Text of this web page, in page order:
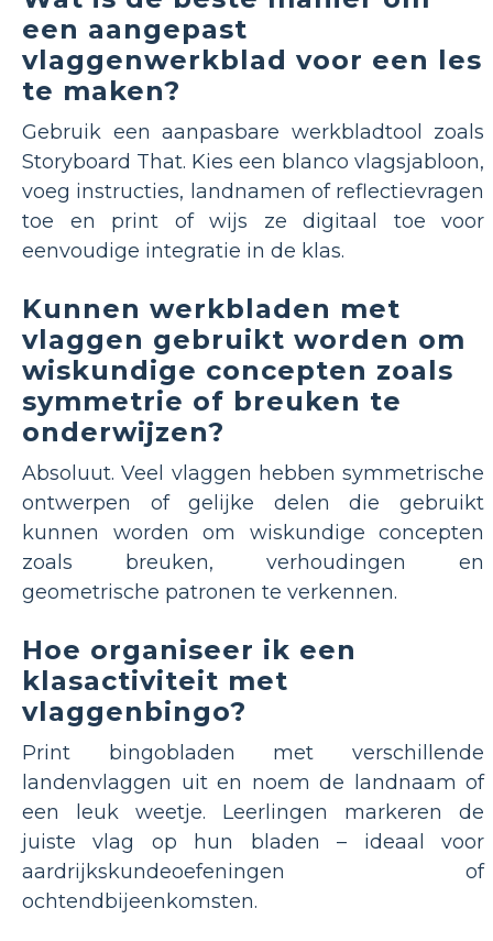
een aangepast
vlaggenwerkblad voor een les
te maken?
Gebruik een aanpasbare werkbladtool zoals
Storyboard That. Kies een blanco vlagsjabloon,
voeg instructies, landnamen of reflectievragen
toe en print of wijs ze digitaal toe voor
eenvoudige integratie in de klas.
Kunnen werkbladen met
vlaggen gebruikt worden om
wiskundige concepten zoals
symmetrie of breuken te
onderwijzen?
Absoluut. Veel vlaggen hebben symmetrische
ontwerpen of gelijke delen die gebruikt
kunnen worden om wiskundige concepten
zoals breuken, verhoudingen en
geometrische patronen te verkennen.
Hoe organiseer ik een
klasactiviteit met
vlaggenbingo?
Print bingobladen met verschillende
landenvlaggen uit en noem de landnaam of
een leuk weetje. Leerlingen markeren de
juiste vlag op hun bladen – ideaal voor
aardrijkskundeoefeningen of
ochtendbijeenkomsten.